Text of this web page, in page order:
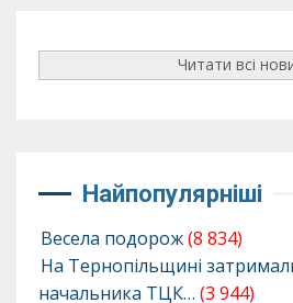
Читати всі
Найпопулярніші
Весела подорож(8 834)
На Тернопільщині
начальника ТЦК… (3 944)